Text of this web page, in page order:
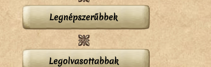
Legnépszerűbbek
Legolvasottabbak